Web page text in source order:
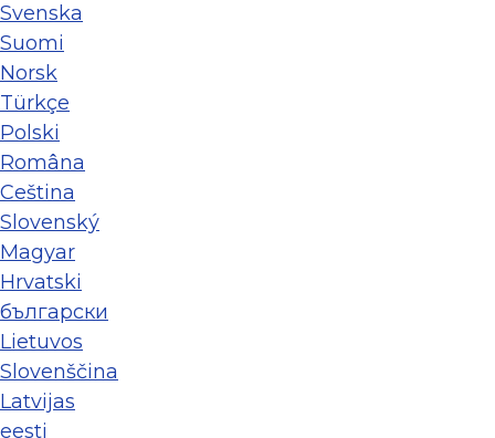
Svenska
Suomi
Norsk
Türkçe
Polski
Româna
Ceština
Slovenský
Magyar
Hrvatski
български
Lietuvos
Slovenščina
Latvijas
eesti